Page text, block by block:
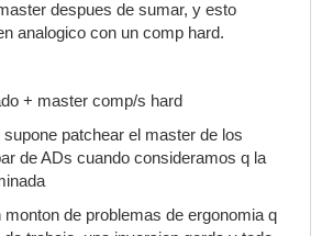
despues de sumar, y esto
analogico con un comp hard.
+ master comp/s hard
patchear el master de los
de ADs cuando consideramos q la
monton de problemas de ergonomia q